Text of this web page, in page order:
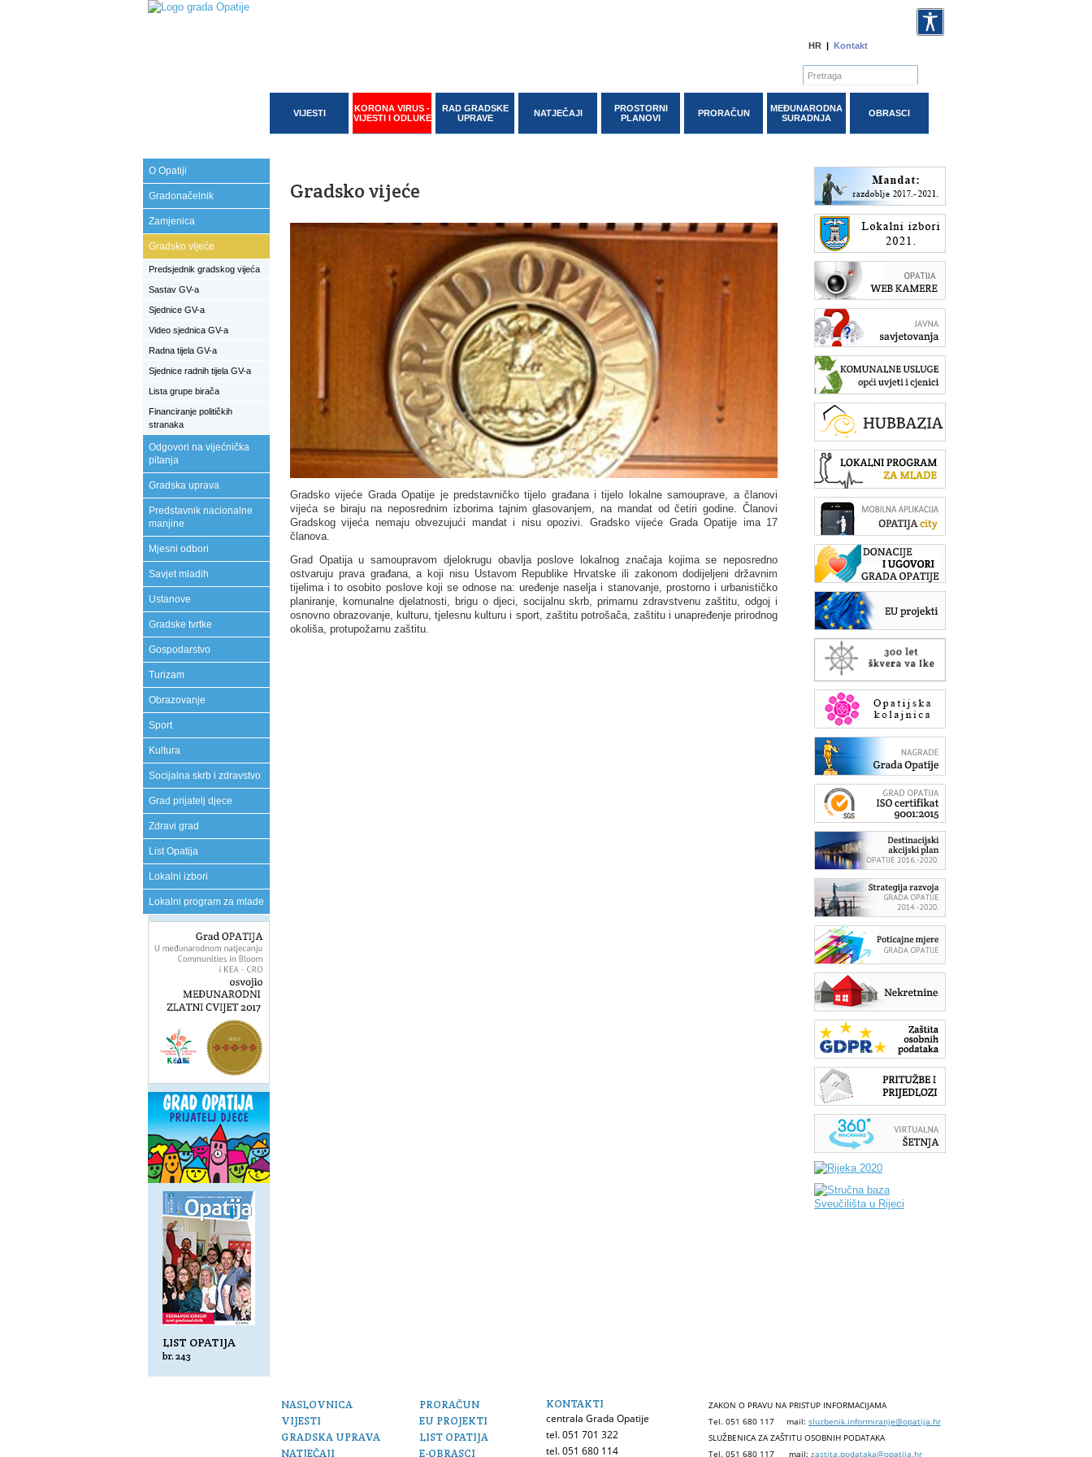
HR | Kontakt
VIJESTI
KORONA VIRUS -
VIJESTI I ODLUKE
RAD GRADSKE
UPRAVE
NATJEČAJI
PROSTORNI
PLANOVI
PRORAČUN
MEĐUNARODNA
SURADNJA
OBRASCI
O Opatiji
Gradonačelnik
Zamjenica
Gradsko vijeće
Predsjednik gradskog vijeća
Sastav GV-a
Sjednice GV-a
Video sjednica GV-a
Radna tijela GV-a
Sjednice radnih tijela GV-a
Lista grupe birača
Financiranje političkih
stranaka
Odgovori na vijećnička
pitanja
Gradska uprava
Predstavnik nacionalne
manjine
Mjesni odbori
Savjet mladih
Ustanove
Gradske tvrtke
Gospodarstvo
Turizam
Obrazovanje
Sport
Kultura
Socijalna skrb i zdravstvo
Grad prijatelj djece
Zdravi grad
List Opatija
Lokalni izbori
Lokalni program za mlade
LIST OPATIJA
br. 243
Gradsko vijeće
Gradsko vijeće Grada Opatije je predstavničko tijelo građana i tijelo lokalne samouprave, a članovi
vijeća se biraju na neposrednim izborima tajnim glasovanjem, na mandat od četiri godine. Članovi
Gradskog vijeća nemaju obvezujući mandat i nisu opozivi. Gradsko vijeće Grada Opatije ima 17
članova.
Grad Opatija u samoupravom djelokrugu obavlja poslove lokalnog značaja kojima se neposredno
ostvaruju prava građana, a koji nisu Ustavom Republike Hrvatske ili zakonom dodijeljeni državnim
tijelima i to osobito poslove koji se odnose na: uređenje naselja i stanovanje, prostorno i urbanističko
planiranje, komunalne djelatnosti, brigu o djeci, socijalnu skrb, primarnu zdravstvenu zaštitu, odgoj i
osnovno obrazovanje, kulturu, tjelesnu kulturu i sport, zaštitu potrošača, zaštitu i unapređenje prirodnog
okoliša, protupožarnu zaštitu.
NASLOVNICA
VIJESTI
GRADSKA UPRAVA
NATJEČAJI
PRORAČUN
EU PROJEKTI
LIST OPATIJA
E-OBRASCI
KONTAKTI
centrala Grada Opatije
tel. 051 701 322
tel. 051 680 114
ZAKON O PRAVU NA PRISTUP INFORMACIJAMA
Tel. 051 680 117 mail: sluzbenik.informiranje@opatija.hr
SLUŽBENICA ZA ZAŠTITU OSOBNIH PODATAKA
Tel. 051 680 117
mail: zastita.podataka@opatija.hr